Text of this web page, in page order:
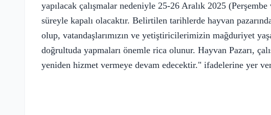
yapılacak çalışmalar nedeniyle 25-26 Aralık 2025
süreyle kapalı olacaktır. Belirtilen tarihlerde hayvan
olup, vatandaşlarımızın ve yetiştiricilerimizin mağduriyet
doğrultuda yapmaları önemle rica olunur. Hayvan Pazarı,
yeniden hizmet vermeye devam edecektir." ifadelerine yer